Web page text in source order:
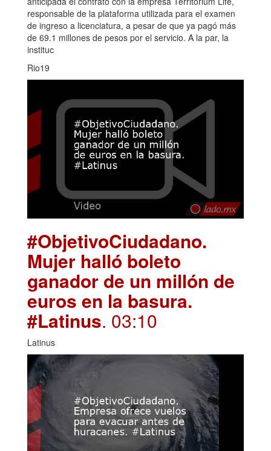
responsable de la plataforma utilizada para el examen
de ingreso a licenciatura, a pesar de que ya pagó más
de 69.1 millones de pesos por el servicio. A la par, la
instituc
Rio19
#ObjetivoCiudadano.
Mujer halló boleto
ganador de un millón de
euros en la basura.
#Latinus. 03:10
Latinus